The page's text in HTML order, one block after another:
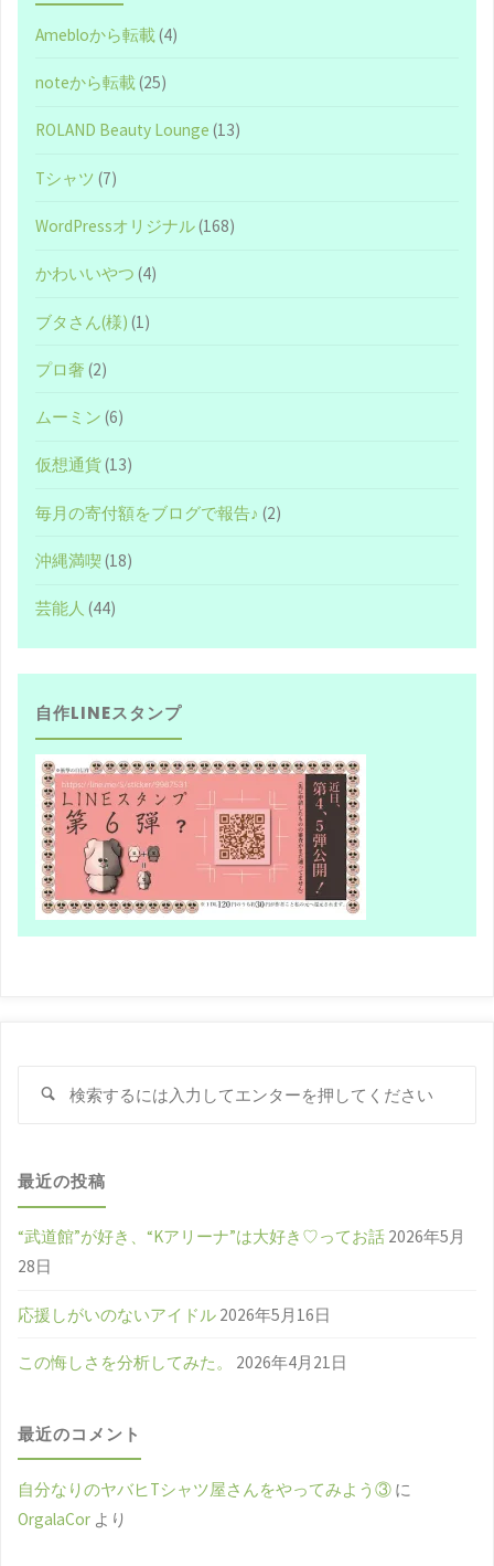
Amebloから転載(4)
noteから転載(25)
ROLAND Beauty Lounge (13)
Tシャツ (7)
WordPressオリジナル(168)
かわいいやつ (4)
ブタさん(様) (1)
プロ奢 (2)
ムーミン (6)
仮想通貨(13)
毎月の寄付額をブログで報告♪ (2)
沖縄満喫 (18)
芸能人 (44)
自作LINEスタンプ
検
最近の投稿
“武道館”が好き、“Kアリーナ”は大好き♡ってお話 2026年5月
28日
応援しがいのないアイドル 2026年5月16日
この悔しさを分析してみた。 2026年4月21日
最近のコメント
自分なりのヤバヒTシャツ屋さんをやってみよう③ に
OrgalaCor より